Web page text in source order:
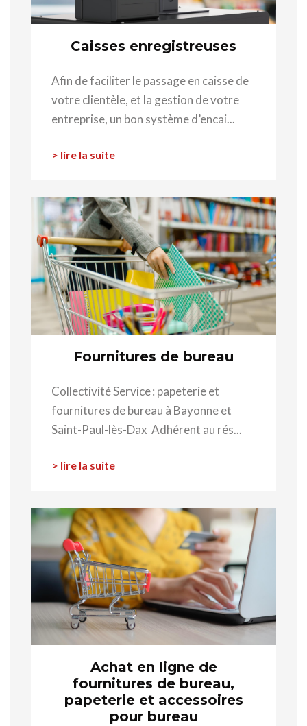
Caisses enregistreuses
Afin de faciliter le passage en caisse de
votre clientèle, et la gestion de votre
entreprise, un bon système d’encai...
> lire la suite
Fournitures de bureau
Collectivité Service : papeterie et
fournitures de bureau à Bayonne et
Saint-Paul-lès-Dax Adhérent au rés...
> lire la suite
Achat en ligne de
fournitures de bureau,
papeterie et accessoires
pour bureau